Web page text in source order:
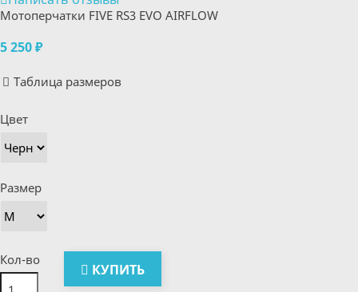
Мотоперчатки FIVE RS3 EVO AIRFLOW
5 250 ₽
Таблица размеров
Цвет
Размер
Кол-во
КУПИТЬ